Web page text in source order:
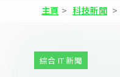
主頁 > 科技新聞 >
綜合 IT 新聞